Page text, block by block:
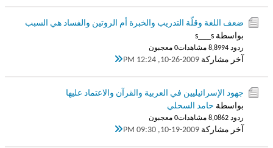
ضعف اللغة وقلّة التدريب والخبرة أم الروتين والفساد هي السبب
بواسطة s___s
ردود 4 8,899 مشاهدات 0 معجبون
آخر مشاركة 10-26-2009, 12:24 PM
جهود الإسرائيليين في العربية والقرآن والاعتماد عليها
بواسطة حامد السحلي
ردود 2 8,086 مشاهدات 0 معجبون
آخر مشاركة 10-19-2009, 09:30 PM